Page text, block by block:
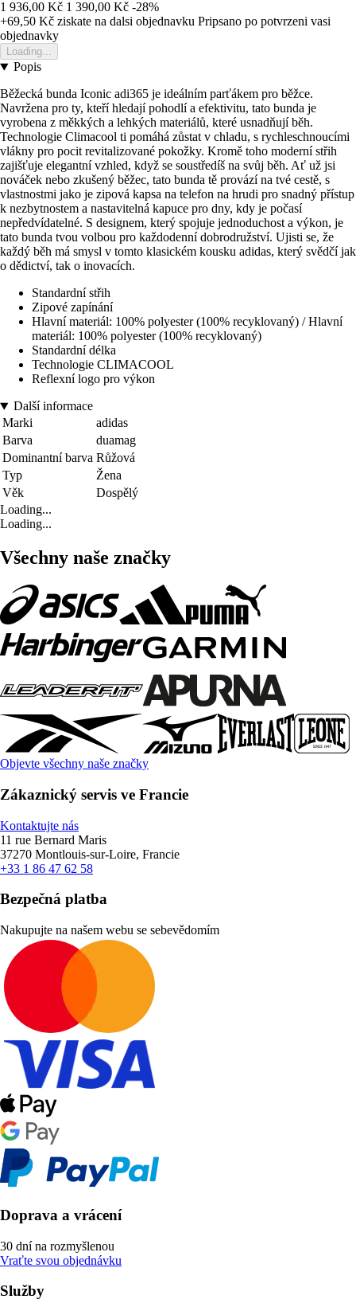
1 936,00 Kč 1 390,00 Kč -28%
+69,50 Kč ziskate na dalsi objednavku Pripsano po potvrzeni vasi
objednavky
Loading...
Popis
Běžecká bunda Iconic adi365 je ideálním parťákem pro běžce.
Navržena pro ty, kteří hledají pohodlí a efektivitu, tato bunda je
vyrobena z měkkých a lehkých materiálů, které usnadňují běh.
Technologie Climacool ti pomáhá zůstat v chladu, s rychleschnoucími
vlákny pro pocit revitalizované pokožky. Kromě toho moderní střih
zajišťuje elegantní vzhled, když se soustředíš na svůj běh. Ať už jsi
nováček nebo zkušený běžec, tato bunda tě provází na tvé cestě, s
vlastnostmi jako je zipová kapsa na telefon na hrudi pro snadný přístup
k nezbytnostem a nastavitelná kapuce pro dny, kdy je počasí
nepředvídatelné. S designem, který spojuje jednoduchost a výkon, je
tato bunda tvou volbou pro každodenní dobrodružství. Ujisti se, že
každý běh má smysl v tomto klasickém kousku adidas, který svědčí jak
o dědictví, tak o inovacích.
Standardní střih
Zipové zapínání
Hlavní materiál: 100% polyester (100% recyklovaný) / Hlavní
materiál: 100% polyester (100% recyklovaný)
Standardní délka
Technologie CLIMACOOL
Reflexní logo pro výkon
Další informace
Marki
adidas
Barva
duamag
Dominantní barva Růžová
Typ
Žena
Věk
Dospělý
Loading...
Loading...
Všechny naše značky
Objevte všechny naše značky
Zákaznický servis ve Francie
Kontaktujte nás
11 rue Bernard Maris
37270 Montlouis-sur-Loire, Francie
+33 1 86 47 62 58
Bezpečná platba
Nakupujte na našem webu se sebevědomím
Doprava a vrácení
30 dní na rozmyšlenou
Vraťte svou objednávku
Služby